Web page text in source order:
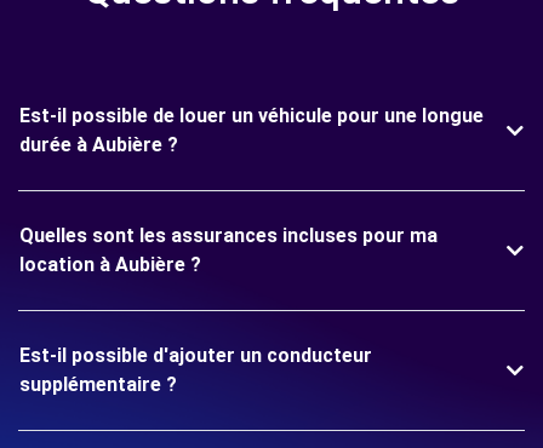
Est-il possible de louer un véhicule pour une longue
durée à Aubière ?
Quelles sont les assurances incluses pour ma
location à Aubière ?
Est-il possible d'ajouter un conducteur
supplémentaire ?